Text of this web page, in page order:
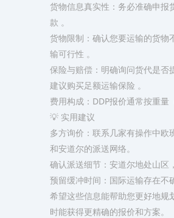
货物信息真实性​：务必准确申报
款 。
货物限制​：确认您要运输的货物
输可行性 。
保险与赔偿​：明确询问货代是否
建议购买足额运输保险 。
费用构成​：DDP报价通常按重量
💡 实用建议
多方询价​：联系几家有操作中
和安道尔的派送网络。
确认派送细节​：安道尔地处山区
预留缓冲时间​：国际运输存在不
希望这些信息能帮助您更好地规
时能获得更精确的报价和方案。